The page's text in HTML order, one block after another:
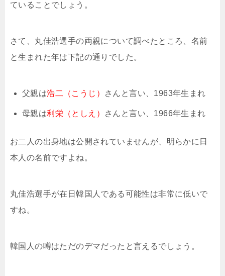
ていることでしょう。
さて、丸佳浩選手の両親について調べたところ、名前
と生まれた年は下記の通りでした。
父親は浩二（こうじ） さんと言い、1963年生まれ
母親は利栄（としえ） さんと言い、1966年生まれ
お二人の出身地は公開されていませんが、明らかに日
本人の名前ですよね。
丸佳浩選手が在日韓国人である可能性は非常に低いで
すね。
韓国人の噂はただのデマだったと言えるでしょう。